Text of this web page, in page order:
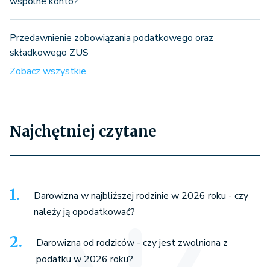
Przedawnienie zobowiązania podatkowego oraz
składkowego ZUS
Zobacz wszystkie
Najchętniej czytane
Darowizna w najbliższej rodzinie w 2026 roku - czy
należy ją opodatkować?
Darowizna od rodziców - czy jest zwolniona z
podatku w 2026 roku?